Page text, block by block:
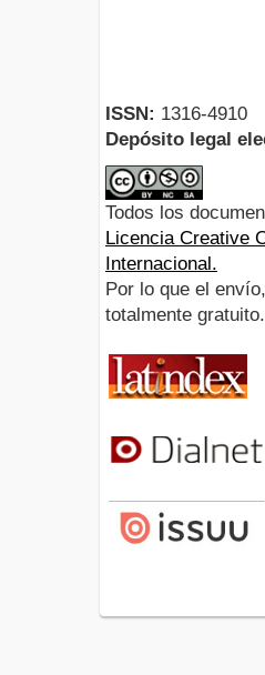
ISSN: 1316-4910
Depósito legal
Todos los
Licencia Creative
Internacional.
Por lo que el
totalmente gratuito.